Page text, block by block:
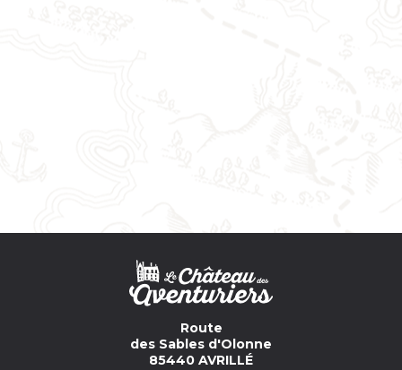
Route
des Sables d'Olonne
85440 AVRILLÉ